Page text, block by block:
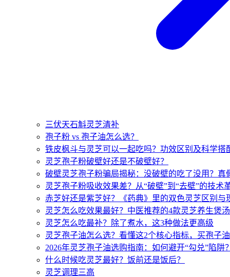
三伏天石斛灵芝清补
孢子粉 vs 孢子油怎么选？
铁皮枫斗与灵芝可以一起吃吗？功效区别及科学搭
灵芝孢子粉破壁好还是不破壁好？
破壁灵芝孢子粉骗局揭秘：没破壁的吃了没用？真
灵芝孢子粉吸收效果差？从“破壁”到“去壁”的技术
赤芝好还是紫芝好？《药典》里的双色灵芝区别与
灵芝怎么吃效果最好？中医推荐的4款灵芝养生煲
灵芝怎么吃最补？除了煮水，这3种做法更高级
灵芝孢子油怎么选？看懂这2个核心指标，买孢子
2026年灵芝孢子油选购指南：如何避开“勾兑”陷阱
什么时候吃灵芝最好？饭前还是饭后？
灵芝调理三高